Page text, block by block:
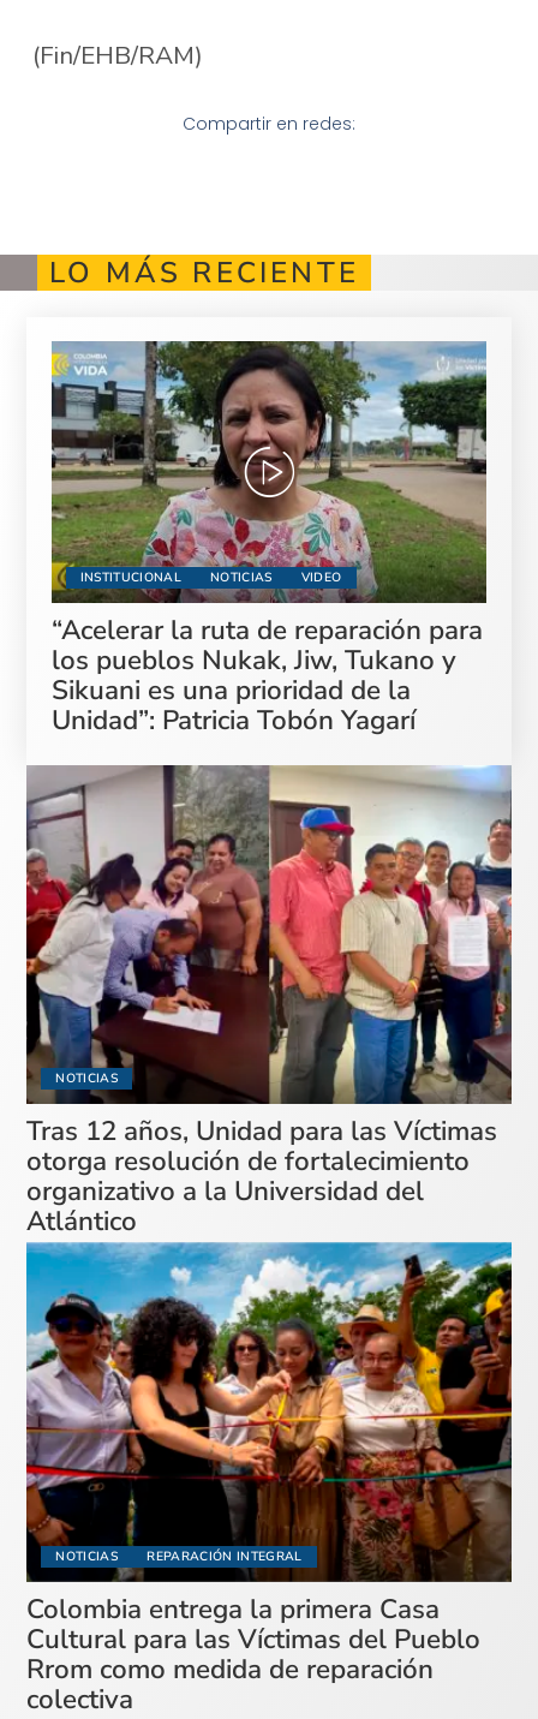
(Fin/EHB/RAM)
Compartir en redes:
LO MÁS RECIENTE
INSTITUCIONAL NOTICIAS VIDEO
“Acelerar la ruta de reparación para
los pueblos Nukak, Jiw, Tukano y
Sikuani es una prioridad de la
Unidad”: Patricia Tobón Yagarí
NOTICIAS
Tras 12 años, Unidad para las Víctimas
otorga resolución de fortalecimiento
organizativo a la Universidad del
Atlántico
NOTICIAS REPARACIÓN INTEGRAL
Colombia entrega la primera Casa
Cultural para las Víctimas del Pueblo
Rrom como medida de reparación
colectiva